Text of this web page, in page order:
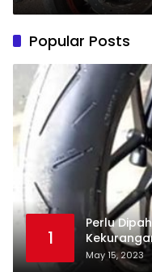
Popular Posts
1
Perlu
May 15, 2023